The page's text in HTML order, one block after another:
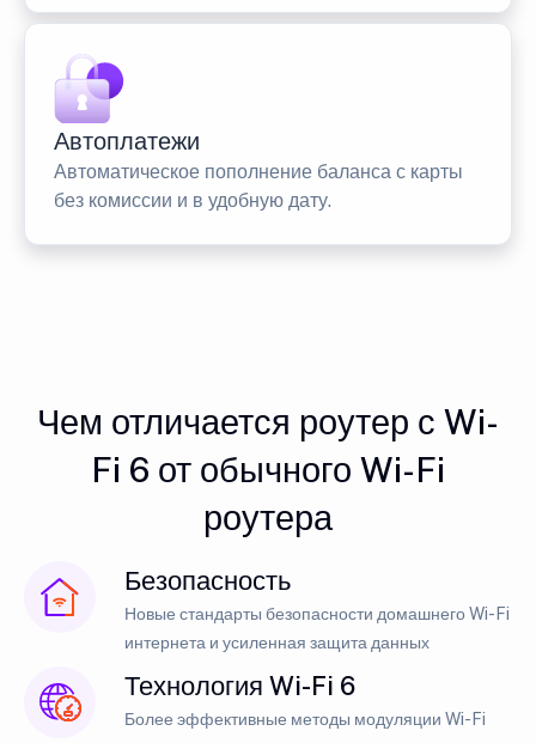
Автоплатежи
Автоматическое пополнение баланса с карты
без комиссии и в удобную дату.
Чем отличается роутер с Wi-
Fi 6 от обычного Wi-Fi
роутера
Безопасность
Новые стандарты безопасности домашнего Wi-Fi
интернета и усиленная защита данных
Технология Wi-Fi 6
Более эффективные методы модуляции Wi-Fi